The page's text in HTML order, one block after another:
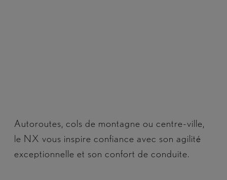
Autoroutes, cols de montagne ou centre-ville,
le NX vous inspire confiance avec son agilité
exceptionnelle et son confort de conduite.